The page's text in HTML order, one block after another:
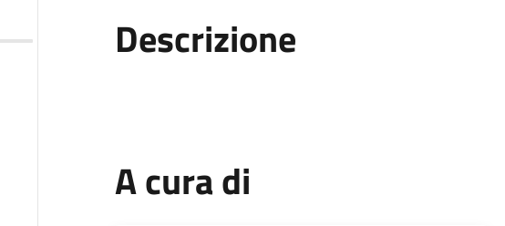
Descrizione
A cura di